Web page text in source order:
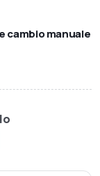
cambio manuale